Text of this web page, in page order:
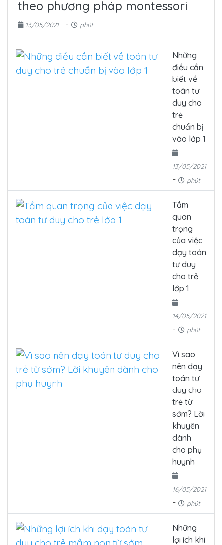
theo phương pháp montessori
13/05/2021 - phút
Những
điều cần
biết về
toán tư
duy cho
trẻ
chuẩn bị
vào lớp 1
13/05/2021
- phút
Tầm
quan
trọng
của việc
dạy toán
tư duy
cho trẻ
lớp 1
14/05/2021
- phút
Vì sao
nên dạy
toán tư
duy cho
trẻ từ
sớm? Lời
khuyên
dành
cho phụ
huynh
16/05/2021
- phút
Những
lợi ích khi